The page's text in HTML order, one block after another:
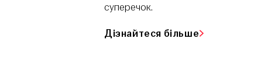
суперечок.
Дізнайтеся більше